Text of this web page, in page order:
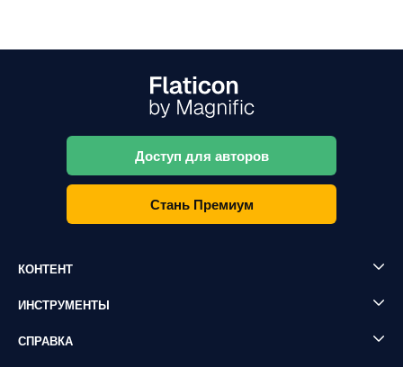
Доступ для авторов
Стань Премиум
КОНТЕНТ
ИНСТРУМЕНТЫ
СПРАВКА